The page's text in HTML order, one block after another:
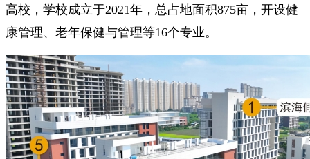
高校，学校成立于2021年，总占地面积875亩，开设健
康管理、老年保健与管理等16个专业。